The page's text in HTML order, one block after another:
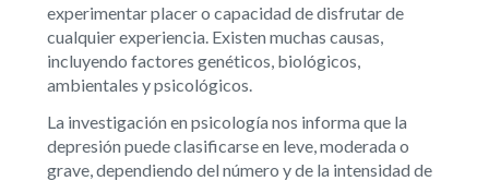
experimentar placer o capacidad de disfrutar de
cualquier experiencia. Existen muchas causas,
incluyendo factores genéticos, biológicos,
ambientales y psicológicos.
La investigación en psicología nos informa que la
depresión puede clasificarse en leve, moderada o
grave, dependiendo del número y de la intensidad de